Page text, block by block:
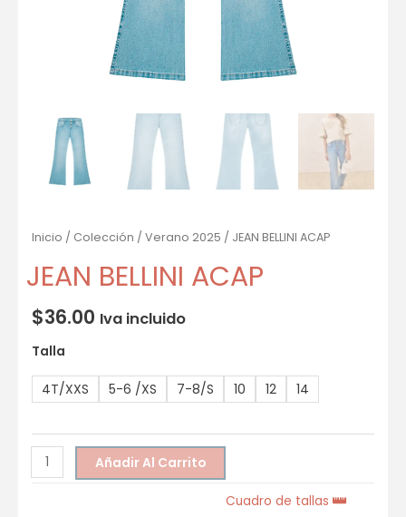
Inicio / Colección / Verano 2025 / JEAN BELLINI ACAP
JEAN BELLINI ACAP
$36.00 Iva incluido
Talla
4T/XXS 5-6 /XS 7-8/S 10 12 14
Añadir Al Carrito
Cuadro de tallas